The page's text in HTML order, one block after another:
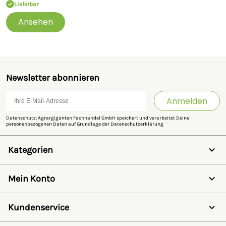
Lieferbar
Ansehen
Newsletter abonnieren
Anmelden
Datenschutz: Agrargiganten Fachhandel GmbH speichert und verarbeitet Deine
personenbezogenen Daten auf Grundlage der Datenschutzerklärung
Kategorien
Schermaschinen
Futter- & Tränkesysteme
Haus, Hof & Stall
SALE
Mein Konto
Registrieren
Wunschzettel
Passwort vergessen
Kundenservice